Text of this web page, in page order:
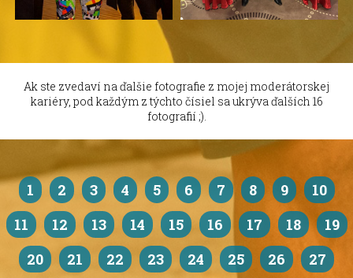
Ak ste zvedaví na ďalšie fotografie z mojej moderátorskej
kariéry, pod každým z týchto čísiel sa ukrýva ďalších 16
fotografií ;).
1 2 3 4 5 6 7 8 9
10
11
12 13 14 15 16 17 18
19
20
21 22 23 24 25 26
27